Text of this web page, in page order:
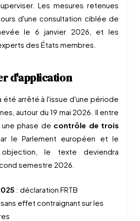
Les mesures retenues
d'une consultation ciblée de
le 6 janvier 2026, et les
des États membres.
d'application
été arrêté à l'issue d'une période
autour du 19 mai 2026. Il entre
phase de contrôle de trois
le Parlement européen et le
le texte deviendra
semestre 2026.
: déclaration FRTB
effet contraignant sur les